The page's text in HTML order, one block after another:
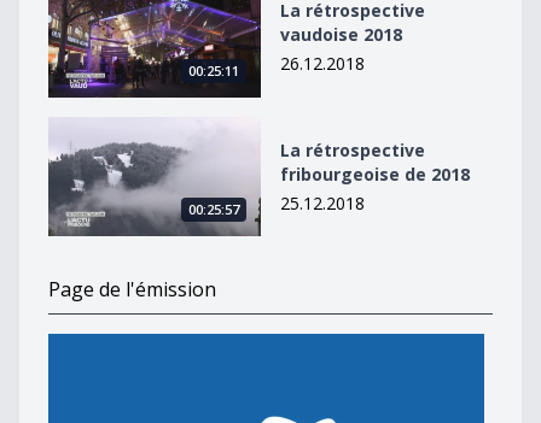
00:25:11
La rétrospective
vaudoise 2018
26.12.2018
00:25:57
La rétrospective
fribourgeoise de 2018
25.12.2018
Page de l'émission